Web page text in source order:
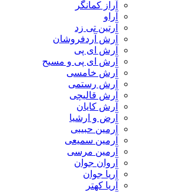
آراز کمانگر
آراو
آرتین تی زد
آرش آردفروشان
آرش ای پی
آرش ای پی و مسیح
آرش خامسی
آرش رستمی
آرش قالیچی
آرش کایان
​آرض و ارشیا
آرمین حبیبی
آرمین سمیعی
آرمین مرسی
آروان جوان
آریا جوان
آریا کهتر